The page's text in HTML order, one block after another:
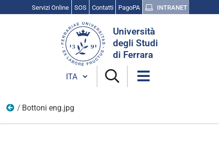
Servizi Online SOS Contatti PagoPA INTRANET
Università
degli Studi
di Ferrara
Cambia lingua
img
Bottoni eng.jpg